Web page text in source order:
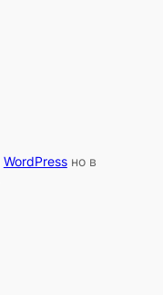
WordPressно в